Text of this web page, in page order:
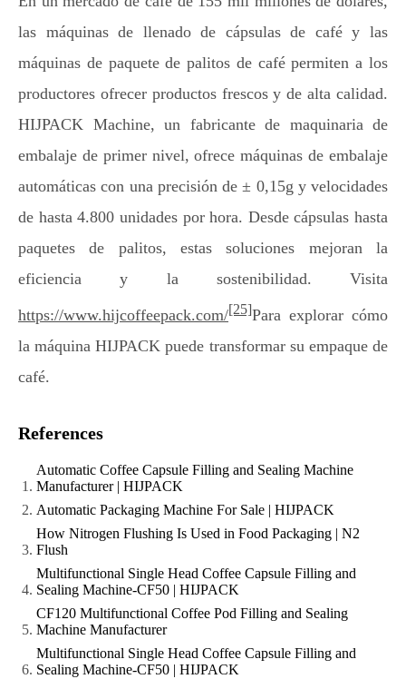
las máquinas de llenado de cápsulas de café y las
máquinas de paquete de palitos de café permiten a los
productores ofrecer productos frescos y de alta calidad.
HIJPACK Machine, un fabricante de maquinaria de
embalaje de primer nivel, ofrece máquinas de embalaje
automáticas con una precisión de ± 0,15g y velocidades
de hasta 4.800 unidades por hora. Desde cápsulas hasta
paquetes de palitos, estas soluciones mejoran la
eficiencia y la sostenibilidad. Visita
https://www.hijcoffeepack.com/[25]Para explorar cómo
la máquina HIJPACK puede transformar su empaque de
café.
References
Automatic Coffee Capsule Filling and Sealing Machine
Manufacturer | HIJPACK
Automatic Packaging Machine For Sale | HIJPACK
How Nitrogen Flushing Is Used in Food Packaging | N2
Flush
Multifunctional Single Head Coffee Capsule Filling and
Sealing Machine-CF50 | HIJPACK
CF120 Multifunctional Coffee Pod Filling and Sealing
Machine Manufacturer
Multifunctional Single Head Coffee Capsule Filling and
Sealing Machine-CF50 | HIJPACK